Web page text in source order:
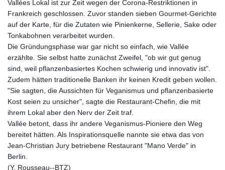
Vallées Lokal ist zur Zeit wegen der Corona-Restriktionen in
Frankreich geschlossen. Zuvor standen sieben Gourmet-Gerichte
auf der Karte, für die Zutaten wie Pinienkerne, Sellerie, Sake oder
Tonkabohnen verarbeitet wurden.
Die Gründungsphase war gar nicht so einfach, wie Vallée
erzählte. Sie selbst hatte zunächst Zweifel, "ob wir gut genug
sind, weil pflanzenbasiertes Kochen schwierig und innovativ ist".
Zudem hätten traditionelle Banken ihr keinen Kredit geben wollen.
"Sie sagten, die Aussichten für Veganismus und pflanzenbasierte
Kost seien zu unsicher", sagte die Restaurant-Chefin, die mit
ihrem Lokal aber den Nerv der Zeit traf.
Vallée betont, dass ihr andere Veganismus-Pioniere den Weg
bereitet hätten. Als Inspirationsquelle nannte sie etwa das von
Jean-Christian Jury betriebene Restaurant "Mano Verde" in
Berlin.
(Y. Rousseau--BTZ)